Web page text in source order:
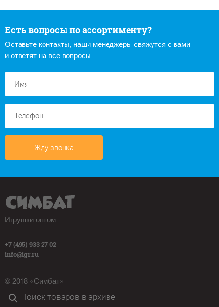
Есть вопросы по ассортименту?
Оставьте контакты, наши менеджеры свяжутся с вами
и ответят на все вопросы
Жду звонка
Игрушки оптом
+7 (495) 933 27 02
info@igr.ru
© 2018 «Симбат»